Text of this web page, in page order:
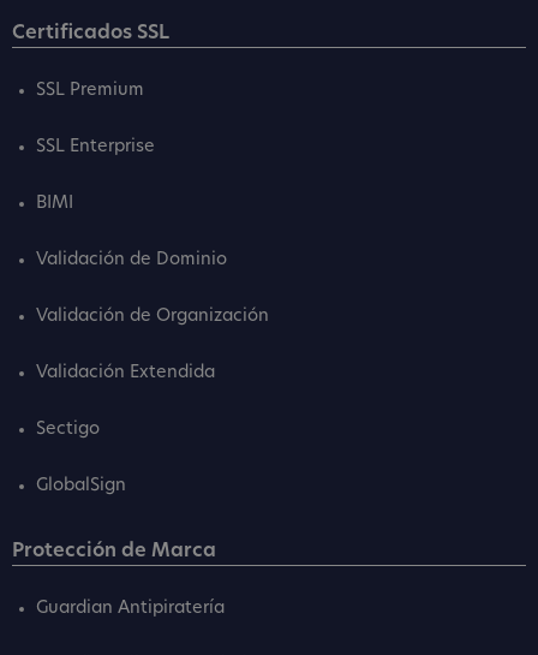
Certificados SSL
SSL Premium
SSL Enterprise
BIMI
Validación de Dominio
Validación de Organización
Validación Extendida
Sectigo
GlobalSign
Protección de Marca
Guardian Antipiratería